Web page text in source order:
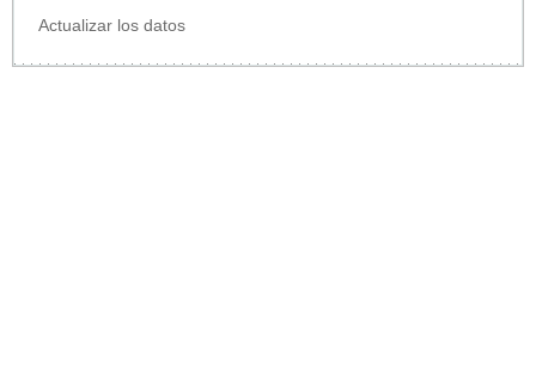
Actualizar los datos